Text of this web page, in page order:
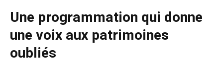
Une programmation qui donne
une voix aux patrimoines
oubliés